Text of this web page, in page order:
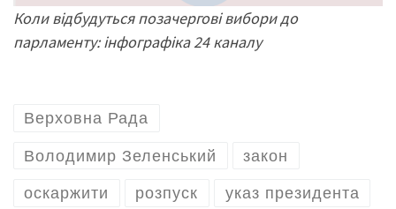
Коли відбудуться позачергові вибори до
парламенту: інфографіка 24 каналу
Верховна Рада
Володимир Зеленський закон
оскаржити розпуск указ президента